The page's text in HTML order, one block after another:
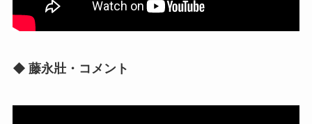
◆ 藤永壯・コメント